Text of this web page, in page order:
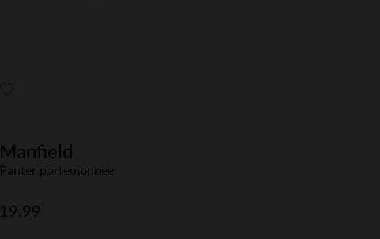
Manfield
Panter portemonnee
19.99